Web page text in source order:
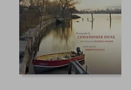
40%
dcto.
$ 48.39